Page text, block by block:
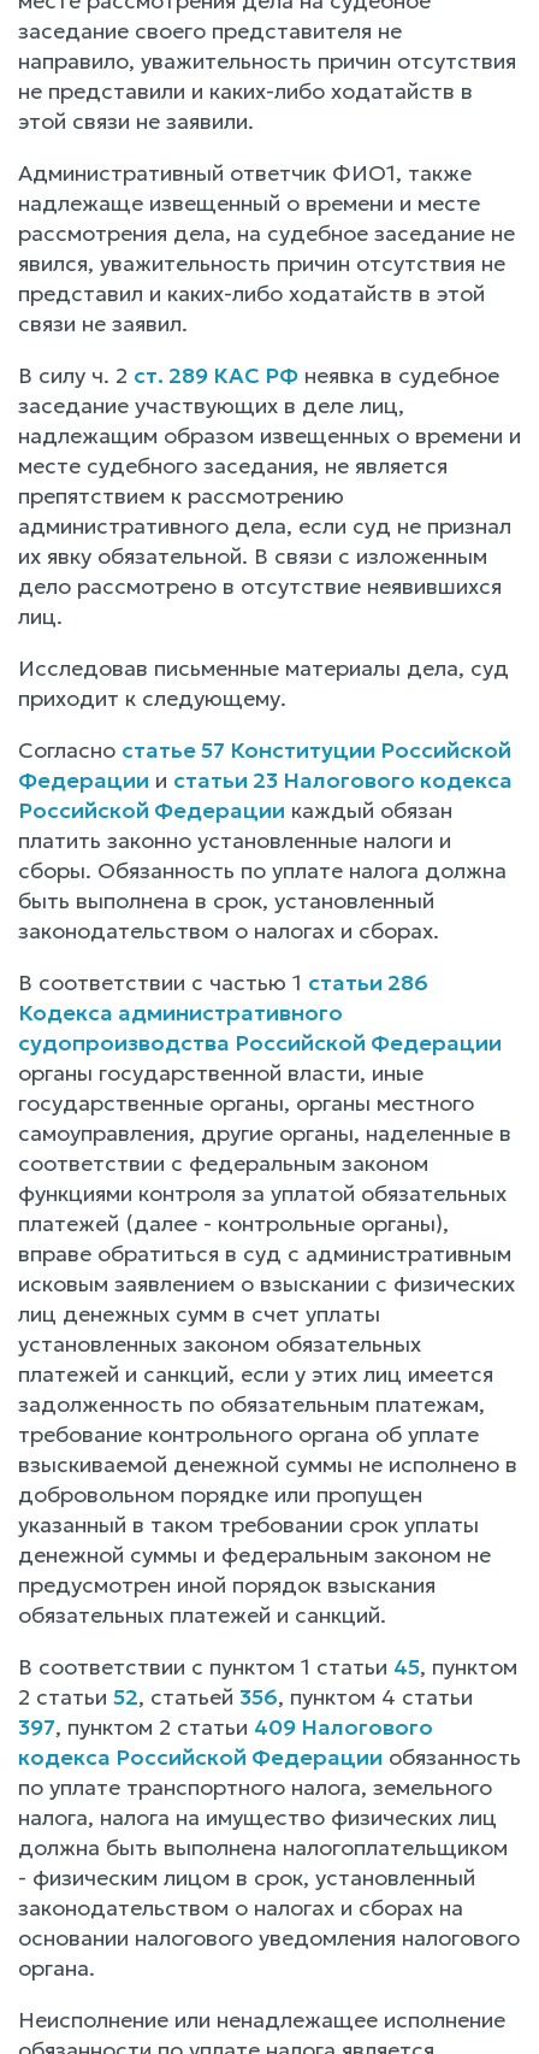
заседание своего представителя не
направило, уважительность причин отсутствия
не представили и каких-либо ходатайств в
этой связи не заявили.
Административный ответчик ФИО1, также
надлежаще извещенный о времени и месте
рассмотрения дела, на судебное заседание не
явился, уважительность причин отсутствия не
представил и каких-либо ходатайств в этой
связи не заявил.
В силу ч. 2 ст. 289 КАС РФ неявка в судебное
заседание участвующих в деле лиц,
надлежащим образом извещенных о времени и
месте судебного заседания, не является
препятствием к рассмотрению
административного дела, если суд не признал
их явку обязательной. В связи с изложенным
дело рассмотрено в отсутствие неявившихся
лиц.
Исследовав письменные материалы дела, суд
приходит к следующему.
Согласно статье 57 Конституции Российской
Федерации и статьи 23 Налогового кодекса
Российской Федерации каждый обязан
платить законно установленные налоги и
сборы. Обязанность по уплате налога должна
быть выполнена в срок, установленный
законодательством о налогах и сборах.
В соответствии с частью 1 статьи 286
Кодекса административного
судопроизводства Российской Федерации
органы государственной власти, иные
государственные органы, органы местного
самоуправления, другие органы, наделенные в
соответствии с федеральным законом
функциями контроля за уплатой обязательных
платежей (далее - контрольные органы),
вправе обратиться в суд с административным
исковым заявлением о взыскании с физических
лиц денежных сумм в счет уплаты
установленных законом обязательных
платежей и санкций, если у этих лиц имеется
задолженность по обязательным платежам,
требование контрольного органа об уплате
взыскиваемой денежной суммы не исполнено в
добровольном порядке или пропущен
указанный в таком требовании срок уплаты
денежной суммы и федеральным законом не
предусмотрен иной порядок взыскания
обязательных платежей и санкций.
В соответствии с пунктом 1 статьи 45, пунктом
2 статьи 52, статьей 356, пунктом 4 статьи
397, пунктом 2 статьи 409 Налогового
кодекса Российской Федерации обязанность
по уплате транспортного налога, земельного
налога, налога на имущество физических лиц
должна быть выполнена налогоплательщиком
- физическим лицом в срок, установленный
законодательством о налогах и сборах на
основании налогового уведомления налогового
органа.
Неисполнение или ненадлежащее исполнение